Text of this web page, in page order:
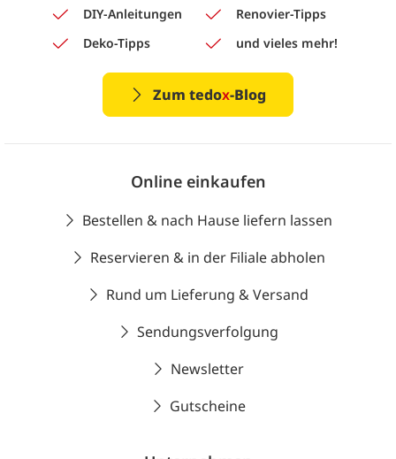
DIY-Anleitungen
Renovier-Tipps
Deko-Tipps
und vieles mehr!
Zum tedox-Blog
Online einkaufen
Bestellen & nach Hause liefern lassen
Reservieren & in der Filiale abholen
Rund um Lieferung & Versand
Sendungsverfolgung
Newsletter
Gutscheine